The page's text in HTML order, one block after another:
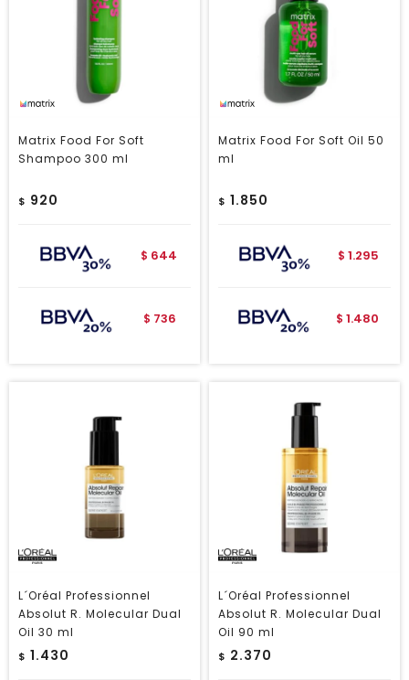
Matrix Food For Soft
Shampoo 300 ml
$ 920
$ 644
$ 736
Matrix Food For Soft Oil 50
ml
$ 1.850
$ 1.295
$ 1.480
L´Oréal Professionnel
Absolut R. Molecular Dual
Oil 30 ml
$ 1.430
L´Oréal Professionnel
Absolut R. Molecular Dual
Oil 90 ml
$ 2.370